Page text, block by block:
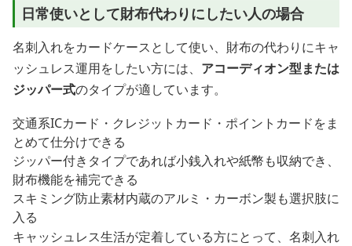
日常使いとして財布代わりにしたい人の場合
名刺入れをカードケースとして使い、財布の代わりにキャ
ッシュレス運用をしたい方には、 アコーディオン型または
ジッパー式のタイプが適しています。
交通系ICカード・クレジットカード・ポイントカードをま
とめて仕分けできる
ジッパー付きタイプであれば小銭入れや紙幣も収納でき、
財布機能を補完できる
スキミング防止素材内蔵のアルミ・カーボン製も選択肢に
入る
キャッシュレス生活が定着している方にとって、名刺入れ